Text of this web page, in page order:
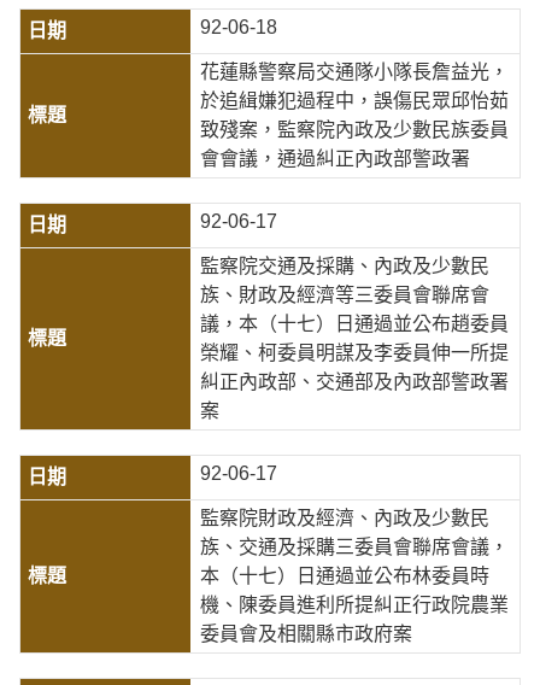
92-06-18
花蓮縣警察局交通隊小隊長詹益光，
於追緝嫌犯過程中，誤傷民眾邱怡茹
致殘案，監察院內政及少數民族委員
會會議，通過糾正內政部警政署
92-06-17
監察院交通及採購、內政及少數民
族、財政及經濟等三委員會聯席會
議，本（十七）日通過並公布趙委員
榮耀、柯委員明謀及李委員伸一所提
糾正內政部、交通部及內政部警政署
案
92-06-17
監察院財政及經濟、內政及少數民
族、交通及採購三委員會聯席會議，
本（十七）日通過並公布林委員時
機、陳委員進利所提糾正行政院農業
委員會及相關縣市政府案